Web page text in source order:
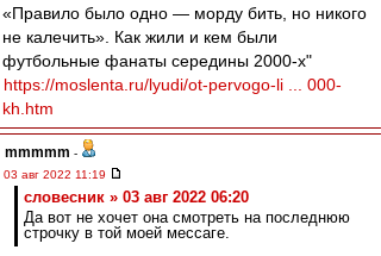
«Правило было одно — морду бить, но никого
не калечить». Как жили и кем были
футбольные фанаты середины 2000-х"
https://moslenta.ru/lyudi/ot-pervogo-li ... 000-
kh.htm
mmmmm -
03 авг 2022 11:19
словесник » 03 авг 2022 06:20
Да вот не хочет она смотреть на последнюю
строчку в той моей мессаге.